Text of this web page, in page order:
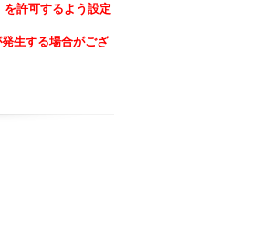
許可するよう設定
生する場合がござ